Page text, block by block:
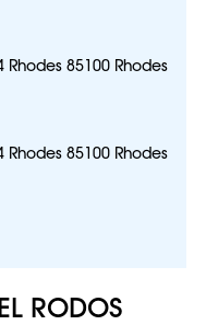
Rhodes 85100 Rhodes
Rhodes 85100 Rhodes
RODOS